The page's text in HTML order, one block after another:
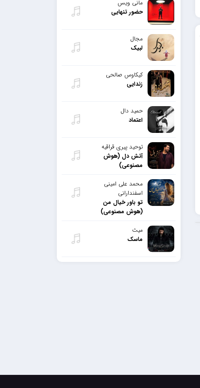
مانی ویس
حضور تنهایی
مجال
لبیک
کیکاوس صالحی
زندایی
حمید دال
اعتماد
توحید پیری قراقیه
آتش دل (هوش
مصنوعی)
محمد علی امینی
اسفندارانی
تو باور خیال من
(هوش مصنوعی)
میث
ماسک